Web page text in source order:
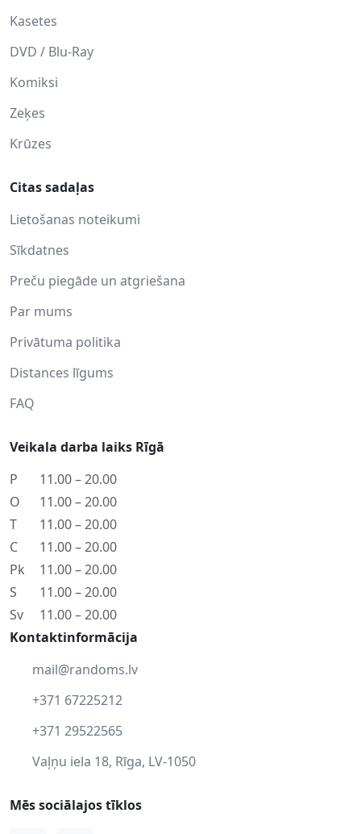
Kasetes
DVD / Blu-Ray
Komiksi
Zeķes
Krūzes
Citas sadaļas
Lietošanas noteikumi
Sīkdatnes
Preču piegāde un atgriešana
Par mums
Privātuma politika
Distances līgums
FAQ
Veikala darba laiks Rīgā
P
11.00 – 20.00
O
11.00 – 20.00
T
11.00 – 20.00
C
11.00 – 20.00
Pk
11.00 – 20.00
S
11.00 – 20.00
Sv
11.00 – 20.00
Kontaktinformācija
mail@randoms.lv
+371 67225212
+371 29522565
Vaļņu iela 18, Rīga, LV-1050
Mēs sociālajos tīklos